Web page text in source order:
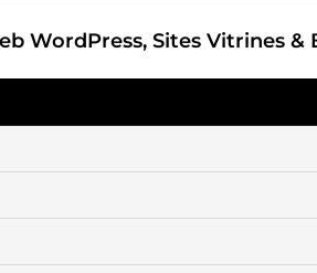
WordPress, Sites Vitrines